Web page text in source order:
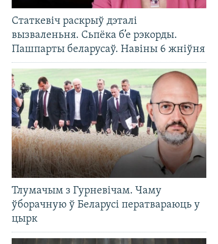
Статкевіч раскрыў дэталі
вызваленьня. Сьпёка б’е рэкорды.
Пашпарты беларусаў. Навіны 6 жніўня
Тлумачым з Гурневічам. Чаму
ўборачную ў Беларусі ператвараюць у
цырк